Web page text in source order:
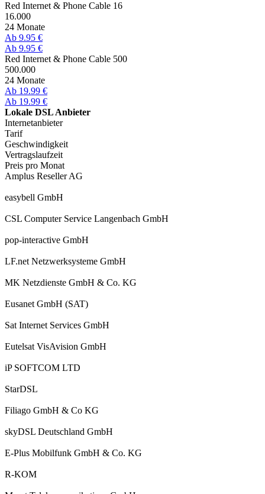
Red Internet & Phone Cable 16
16.000
24 Monate
Ab 9.95 €
Ab 9.95 €
Red Internet & Phone Cable 500
500.000
24 Monate
Ab 19.99 €
Ab 19.99 €
Lokale DSL Anbieter
Internetanbieter
Tarif
Geschwindigkeit
Vertragslaufzeit
Preis pro Monat
Amplus Reseller AG
easybell GmbH
CSL Computer Service Langenbach GmbH
pop-interactive GmbH
LF.net Netzwerksysteme GmbH
MK Netzdienste GmbH & Co. KG
Eusanet GmbH (SAT)
Sat Internet Services GmbH
Eutelsat VisAvision GmbH
iP SOFTCOM LTD
StarDSL
Filiago GmbH & Co KG
skyDSL Deutschland GmbH
E-Plus Mobilfunk GmbH & Co. KG
R-KOM